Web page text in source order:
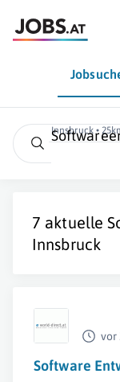
Innsbruck •
7 aktuelle
Innsbruck
vor
Software